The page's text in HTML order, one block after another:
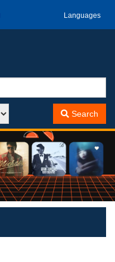
Languages
Search